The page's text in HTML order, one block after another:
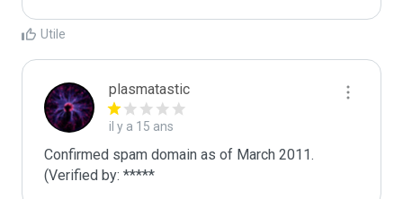
Utile
plasmatastic
il y a 15 ans
Confirmed spam domain as of March 2011.
(Verified by: *****